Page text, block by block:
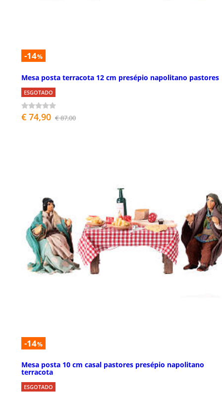
-14%
Mesa posta terracota 12 cm presépio napolitano pastores
ESGOTADO
€ 74,90 € 87,00
-14%
Mesa posta 10 cm casal pastores presépio napolitano
terracota
ESGOTADO